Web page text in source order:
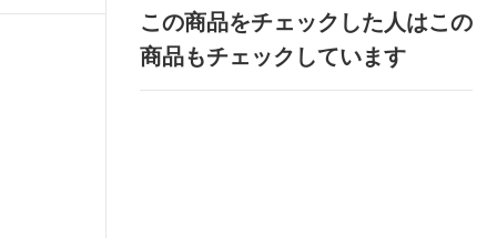
この商品をチェックした人はこの
商品もチェックしています